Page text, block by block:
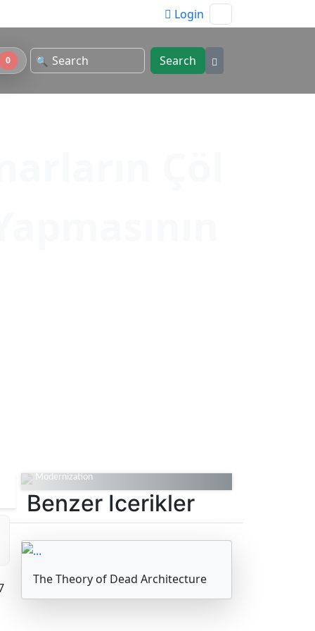
Login
0 🔍 Search
Modernization
Benzer Icerikler
The Theory of Dead Architecture